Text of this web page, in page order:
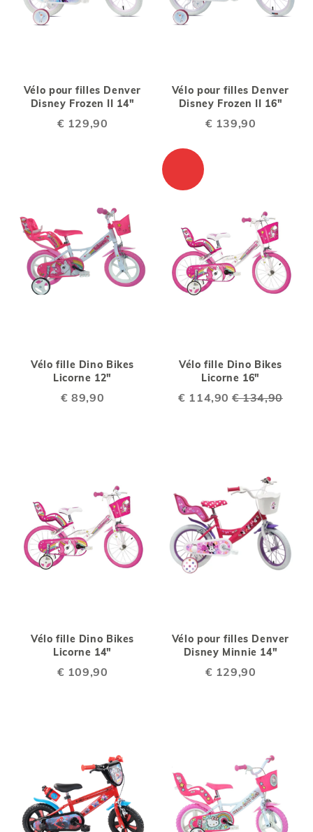
Vélo pour filles Denver
Disney Frozen II 14"
€ 129,90
Vélo pour filles Denver
Disney Frozen II 16"
€ 139,90
Vélo fille Dino Bikes
Licorne 12"
€ 89,90
Vélo fille Dino Bikes
Licorne 16"
Special
€ 114,90 € 134,90
Vélo fille Dino Bikes
Licorne 14"
€ 109,90
Vélo pour filles Denver
Disney Minnie 14"
€ 129,90